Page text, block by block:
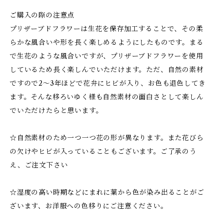
ご購入の際の注意点
プリザーブドフラワーは生花を保存加工することで、その柔
らかな風合いや形を長く楽しめるようにしたものです。まる
で生花のような風合いですが、プリザーブドフラワーを使用
しているため長く楽しんでいただけます。ただ、自然の素材
ですので2～3年ほどで花弁にヒビが入り、お色も退色してき
ます。そんな移ろいゆく様も自然素材の面白さとして楽しん
でいただけたらと思います。
☆自然素材のため一つ一つ花の形が異なります。また花びら
の欠けやヒビが入っていることもございます。ご了承のう
え、ご注文下さい
☆湿度の高い時期などにまれに葉から色が染み出ることがご
ざいます、お洋服への色移りにご注意ください。